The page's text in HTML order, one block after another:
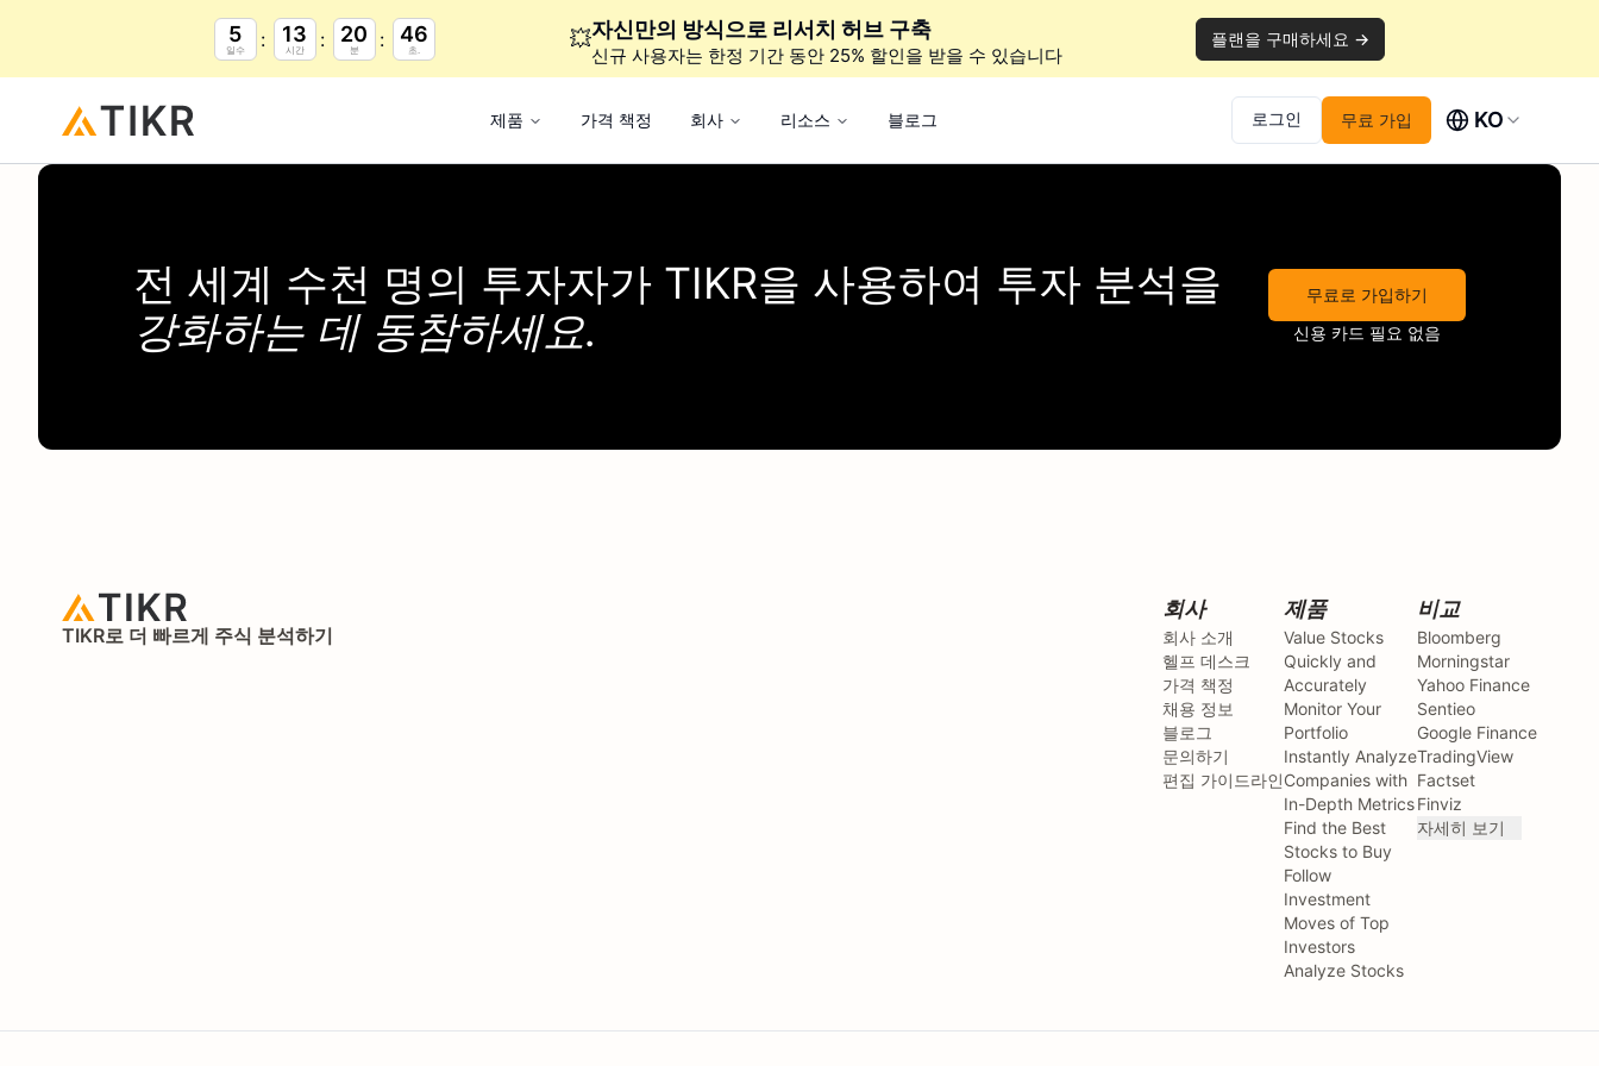
5
일수
13
시간
20
분
45
초. 💥자신만의 방식으로 리서치 허브 구축
신규 사용자는 한정 기간 동안 25% 할인을 받을 수 있습니다
플랜을 구매하세요 →
제품 가격 책정 회사 리소스 블로그 로그인 무료 가입 KO
전 세계 수천 명의 투자자가 TIKR을 사용하여 투자 분석을
강화하는 데 동참하세요.
무료로 가입하기
신용 카드 필요 없음
TIKR로 더 빠르게 주식 분석하기
회사
회사 소개
헬프 데스크
가격 책정
채용 정보
블로그
문의하기
편집 가이드라인
제품
Value Stocks
Quickly and
Accurately
Monitor Your
Portfolio
Instantly Analyze
Companies with
In-Depth Metrics
Find the Best
Stocks to Buy
Follow
Investment
Moves of Top
Investors
Analyze Stocks
비교
Bloomberg
Morningstar
Yahoo Finance
Sentieo
Google Finance
TradingView
Factset
Finviz
자세히 보기